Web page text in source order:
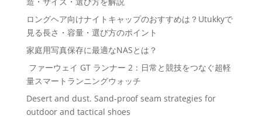
ロングヘア向けナイトキャップのおすすめは？Utukkyで
見る長さ・容量・選び方のポイント
家庭用写真保存に最適なNASとは？
ファーウェイ GT ランナー 2：日常と競技をつなぐ超軽
量スマートランニングウォッチ
Desert and dust. Sand-proof seam strategies for
outdoor and tactical shoes